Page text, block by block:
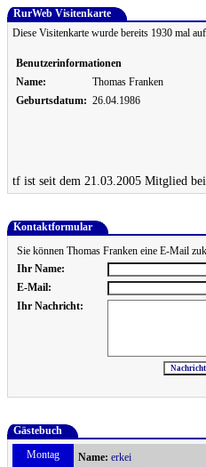
RurWeb Visitenkarte
Diese Visitenkarte wurde bereits 1930 mal
Benutzerinformationen
Name:
Thomas Franken
Geburtsdatum: 26.04.1986
tf ist seit dem 21.03.2005 Mitglied
Kontaktformular
Sie können Thomas Franken eine E-Mail
Ihr Name:
E-Mail:
Ihr Nachricht:
Gästebuch
Montag
Name: erkei